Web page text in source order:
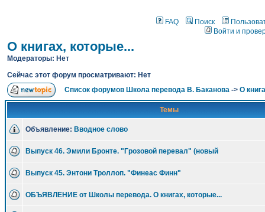
FAQ Поиск
Войти и
О книгах, которые...
Модераторы: Нет
Сейчас этот форум просматривают: Нет
Список форумов Школа перевода В. Баканова -> О
Темы
Объявление: Вводное слово
Выпуск 46. Эмили Бронте. "Грозовой перевал" (новый
Выпуск 45. Энтони Троллоп. "Финеас Финн"
ОБЪЯВЛЕНИЕ от Школы перевода. О книгах, которые...